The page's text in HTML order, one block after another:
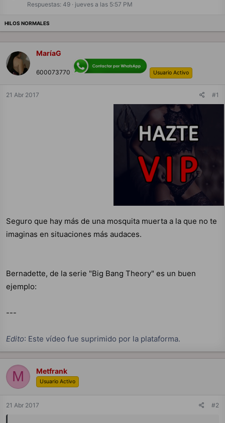
Respuestas 49 jueves a las 5:57 PM
MaríaG
600073770 Usuario Activo
21 Abr 2017 #1
Seguro que hay más de una mosquita muerta a la que no te
imaginas en situaciones más audaces.
Bernadette, de la serie "Big Bang Theory" es un buen
ejemplo:
---
Edito: Este vídeo fue suprimido por la plataforma.
M Metfrank
Usuario Activo
21 Abr 2017 #2